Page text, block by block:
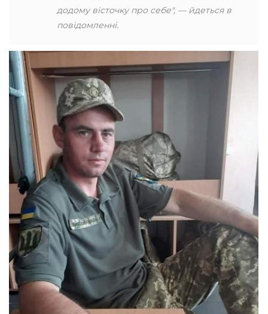
додому вісточку про себе", — йдеться в
повідомленні.